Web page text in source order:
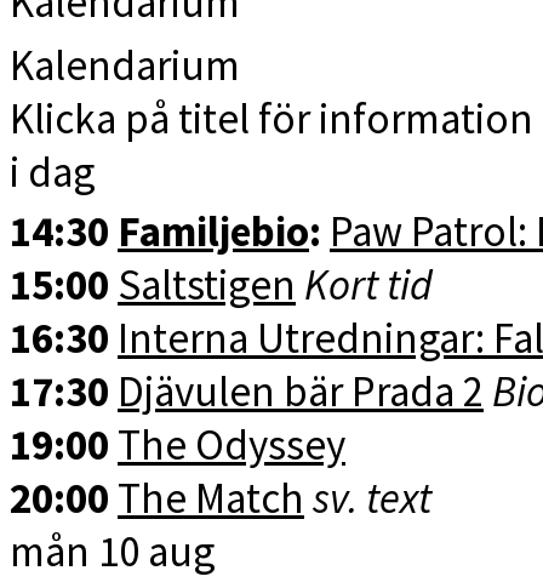
Kalendarium
Klicka på titel för
i dag
14:30 Familjebio: Paw
15:00 Saltstigen Kort tid
16:30 Interna Utredningar:
17:30 Djävulen bär Prada 2
19:00 The Odyssey
20:00 The Match sv. text
mån 10 aug